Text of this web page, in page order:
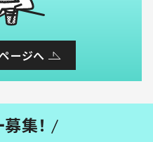
ージへ
集！